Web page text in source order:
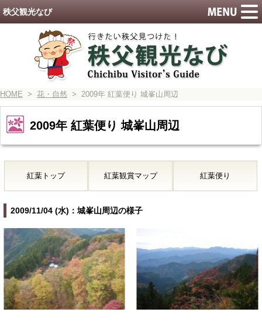
HOME > 花・自然 > 2009年 紅葉便り 城峯山周辺
2009年 紅葉便り 城峯山周辺
紅葉トップ 紅葉観賞マップ 紅葉便り
2009/11/04 (水)：城峯山周辺の様子
秩父観光なび